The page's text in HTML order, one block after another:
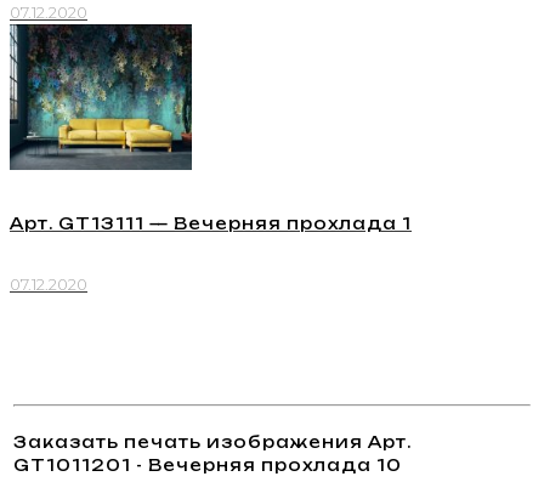
07.12.2020
Арт. GT13111 — Вечерняя прохлада 1
07.12.2020
Заказать печать изображения Арт.
GT1011201 - Вечерняя прохлада 10